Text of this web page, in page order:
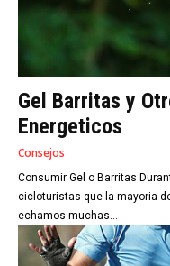
Gel Barritas y
Energeticos
Consejos
Consumir Gel o Barritas
cicloturistas que la mayoria
echamos muchas...